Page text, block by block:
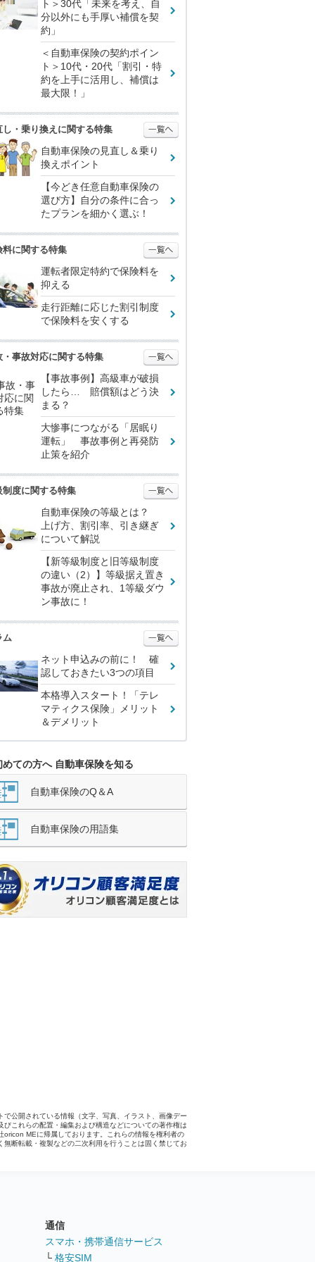
ト＞30代「未来を考え、自
分以外にも手厚い補償を契
約」
＜自動車保険の契約ポイン
ト＞10代・20代「割引・特
約を上手に活用し、補償は
最大限！」
し・乗り換えに関する特集
自動車保険の見直し＆乗り
換えポイント
【今どき任意自動車保険の
選び方】自分の条件に合っ
たプランを細かく選ぶ！
料に関する特集
運転者限定特約で保険料を
抑える
走行距離に応じた割引制度
で保険料を安くする
・事故対応に関する特集
【事故事例】高級車が破損
したら… 賠償額はどう決
まる？
大惨事につながる「居眠り
運転」 事故事例と再発防
止策を紹介
制度に関する特集
自動車保険の等級とは？
上げ方、割引率、引き継ぎ
について解説
【新等級制度と旧等級制度
の違い（2）】等級据え置き
事故が廃止され、1等級ダウ
ン事故に！
ム
ネット申込みの前に！ 確
認しておきたい3つの項目
本格導入スタート！「テレ
マティクス保険」メリット
＆デメリット
めての方へ 自動車保険を知る
自動車保険のQ＆A
自動車保険の用語集
で公開されている情報（文字、写真、イラスト、画像デー
びこれらの配置・編集および構造などについての著作権は
oricon MEに帰属しております。これらの情報を権利者の
無断転載・複製などの二次利用を行うことは固く禁じてお
通信
スマホ・携帯通信サービス
└ 格安SIM